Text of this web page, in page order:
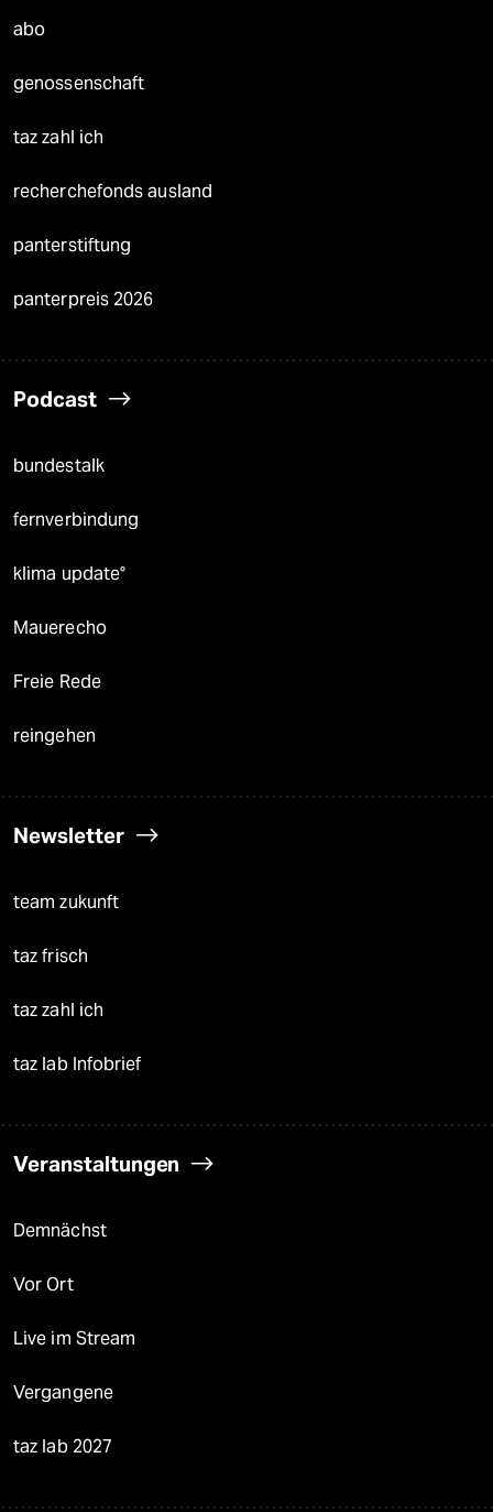
abo
genossenschaft
taz zahl ich
recherchefonds ausland
panterstiftung
panterpreis 2026
Podcast
bundestalk
fernverbindung
klima update°
Mauerecho
Freie Rede
reingehen
Newsletter
team zukunft
taz frisch
taz zahl ich
taz lab Infobrief
Veranstaltungen
Demnächst
Vor Ort
Live im Stream
Vergangene
taz lab 2027